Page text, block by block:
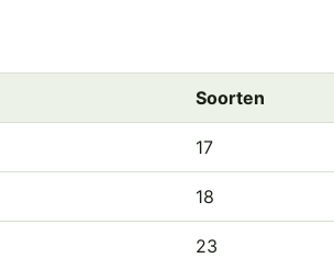
Soorten
17
18
23